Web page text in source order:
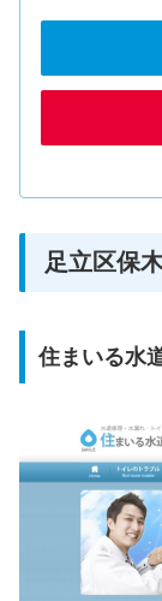
足立区保
住まいる水